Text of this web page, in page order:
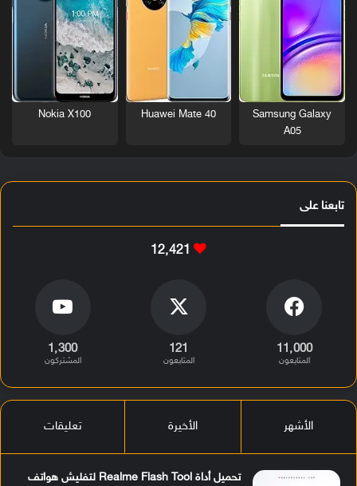
Samsung Galaxy
A05
Huawei Mate 40
Nokia X100
تابعنا على
12٬421
11٬000
المتابعون
121
المتابعون
1٬300
المشتركون
الأشهر الأخيرة تعليقات
تحميل أداة Realme Flash Tool لتفليش هواتف